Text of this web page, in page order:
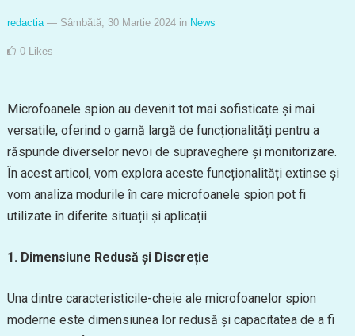
redactia — Sâmbătă, 30 Martie 2024 in News
0 Likes
Microfoanele spion au devenit tot mai sofisticate și mai
versatile, oferind o gamă largă de funcționalități pentru a
răspunde diverselor nevoi de supraveghere și monitorizare.
În acest articol, vom explora aceste funcționalități extinse și
vom analiza modurile în care microfoanele spion pot fi
utilizate în diferite situații și aplicații.
1. Dimensiune Redusă și Discreție
Una dintre caracteristicile-cheie ale microfoanelor spion
moderne este dimensiunea lor redusă și capacitatea de a fi